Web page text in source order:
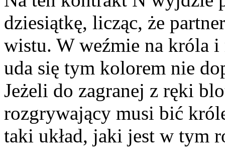
dziesiątkę, licząc, że
wistu. W weźmie na króla
uda się tym kolorem nie
Jeżeli do zagranej z ręki
rozgrywający musi bić
taki układ, jaki jest w tym